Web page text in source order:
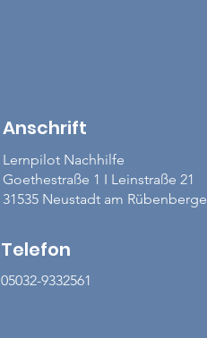
Anschrift
Lernpilot Nachhilfe
Goethestraße 1 I Leinstraße 21
31535 Neustadt am Rübenberge
Telefon
05032-9332561